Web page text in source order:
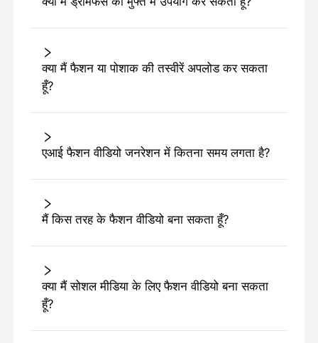
क्या मैं फैशन या पोशाक की तस्वीरें अपलोड कर सकता
हूँ?
एआई फैशन वीडियो जनरेशन में कितना समय लगता है?
मैं किस तरह के फैशन वीडियो बना सकता हूँ?
क्या मैं सोशल मीडिया के लिए फैशन वीडियो बना सकता
हूँ?